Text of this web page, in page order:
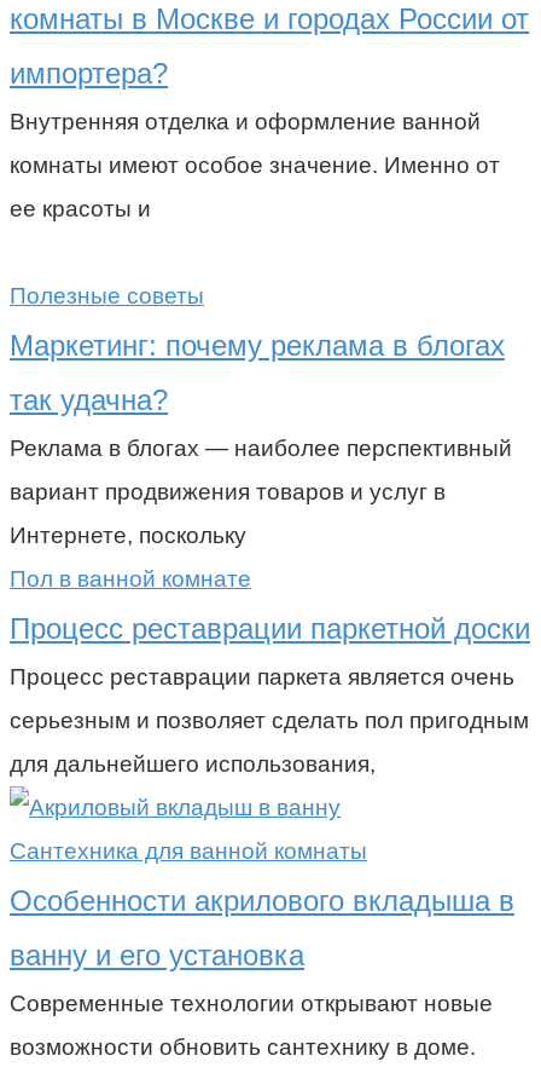
комнаты в Москве и городах России от
импортера?
Внутренняя отделка и оформление ванной
комнаты имеют особое значение. Именно от
ее красоты и
Полезные советы
Маркетинг: почему реклама в блогах
так удачна?
Реклама в блогах — наиболее перспективный
вариант продвижения товаров и услуг в
Интернете, поскольку
Пол в ванной комнате
Процесс реставрации паркетной доски
Процесс реставрации паркета является очень
серьезным и позволяет сделать пол пригодным
для дальнейшего использования,
Сантехника для ванной комнаты
Особенности акрилового вкладыша в
ванну и его установка
Современные технологии открывают новые
возможности обновить сантехнику в доме.